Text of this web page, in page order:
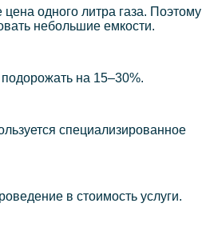
одного литра газа. Поэтому
небольшие емкости.
на 15–30%.
специализированное
в стоимость услуги.